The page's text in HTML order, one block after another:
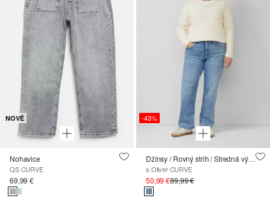
NOVÉ
Nohavice
QS CURVE
69,99 €
-43%
Džínsy / Rovný strih / Stredná výška / Rovná noha
s.Oliver CURVE
50,99 €89,99 €